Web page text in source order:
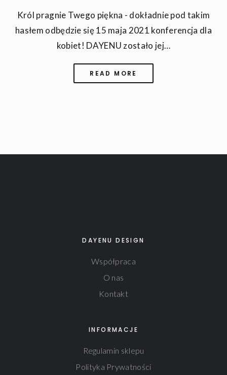
Król pragnie Twego piękna - dokładnie pod takim
hasłem odbędzie się 15 maja 2021 konferencja dla
kobiet! DAYENU zostało jej…
READ MORE
DAYENU DESIGN
Współpraca
O nas
Kontakt
INFORMACJE
Regulamin sklepu
Polityka Prywatności